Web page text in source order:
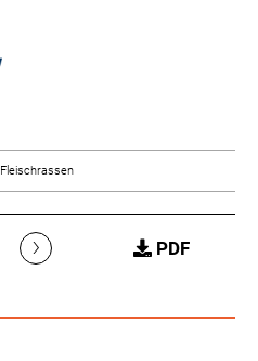
Fleischrassen
› PDF